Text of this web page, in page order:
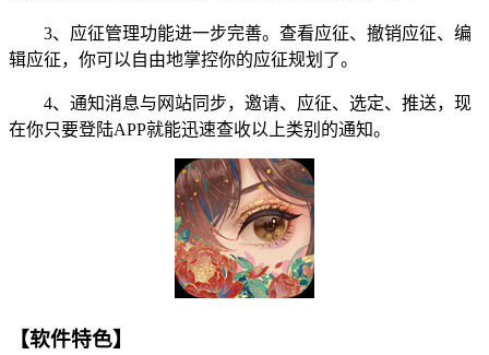
3、应征管理功能进一步完善。查看应征、撤销应征、编
辑应征，你可以自由地掌控你的应征规划了。
4、通知消息与网站同步，邀请、应征、选定、推送，现
在你只要登陆APP就能迅速查收以上类别的通知。
【软件特色】